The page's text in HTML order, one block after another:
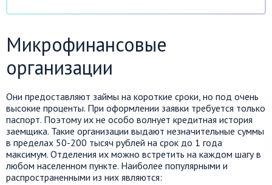
Микрофинансовые
организации
Они предоставляют займы на короткие сроки, но под очень
высокие проценты. При оформлении заявки требуется только
паспорт. Поэтому их не особо волнует кредитная история
заемщика. Такие организации выдают незначительные суммы
в пределах 50-200 тысяч рублей на срок до 1 года
максимум. Отделения их можно встретить на каждом шагу в
любом населенном пункте. Наиболее популярными и
распространенными из них являются: